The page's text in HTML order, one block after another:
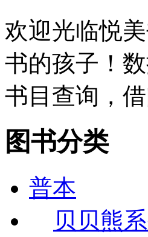
欢迎光临悦
书的孩子！
书目查询，
图书分类
普本
贝贝熊